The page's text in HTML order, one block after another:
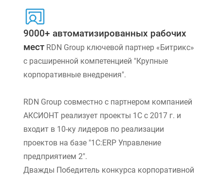
9000+ автоматизированных рабочих
мест RDN Group ключевой партнер «Битрикс»
с расширенной компетенцией "Крупные
корпоративные внедрения".
RDN Group совместно с партнером компанией
АКСИОНТ реализует проекты 1С с 2017 г. и
входит в 10-ку лидеров по реализации
проектов на базе "1С:ERP Управление
предприятием 2".
Дважды Победитель конкурса корпоративной